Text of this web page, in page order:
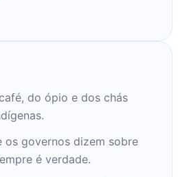
judaica. Ele é filho
financeiro Stephen
Corky Pollan. Pollan
em inglês do Bennington
e uma M.A. em inglês da
em 1981
do ópio e dos chás
os governos dizem sobre
é verdade.